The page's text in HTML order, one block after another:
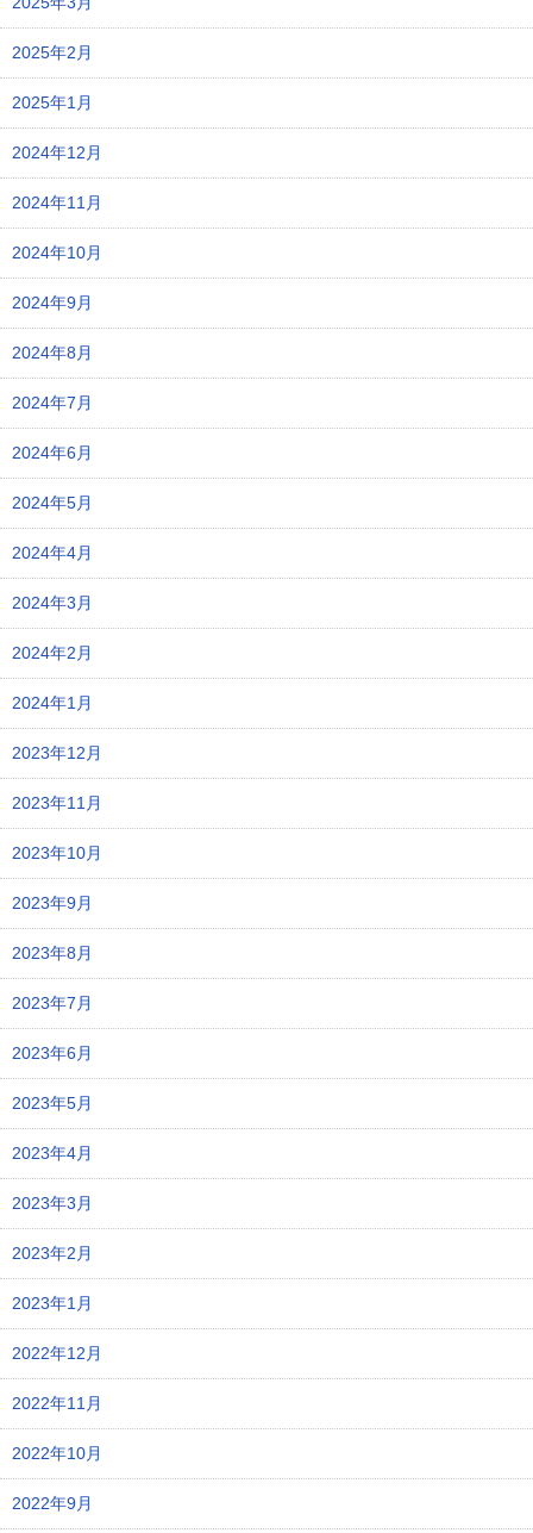
2025年2月
2025年1月
2024年12月
2024年11月
2024年10月
2024年9月
2024年8月
2024年7月
2024年6月
2024年5月
2024年4月
2024年3月
2024年2月
2024年1月
2023年12月
2023年11月
2023年10月
2023年9月
2023年8月
2023年7月
2023年6月
2023年5月
2023年4月
2023年3月
2023年2月
2023年1月
2022年12月
2022年11月
2022年10月
2022年9月